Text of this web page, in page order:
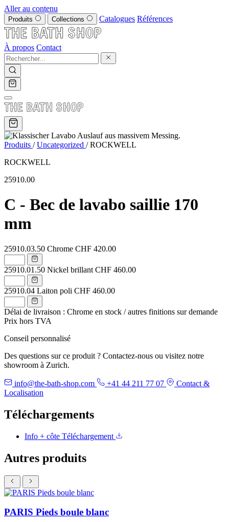
Aller au contenu
Produits Collections Catalogues Références
À propos Contact
Produits / Uncategorized / ROCKWELL
ROCKWELL
25910.00
C - Bec de lavabo saillie 170
mm
25910.03.50 Chrome CHF 420.00
25910.01.50 Nickel brillant CHF 460.00
25910.04 Laiton poli CHF 460.00
Délai de livraison : Chrome en stock / autres finitions sur demande
Prix hors TVA
Conseil personnalisé
Des questions sur ce produit ? Contactez-nous ou visitez notre
showroom à Zurich.
info@the-bath-shop.com +41 44 211 77 07
Contact &
Localisation
Téléchargements
Info + côte Téléchargement
Autres produits
PARIS Pieds boule blanc